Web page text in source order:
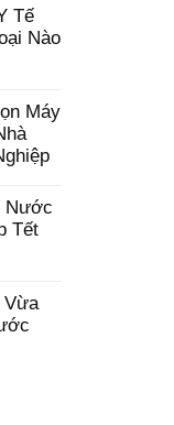
Tế
Nào
Máy
Nước
Tết
Vừa